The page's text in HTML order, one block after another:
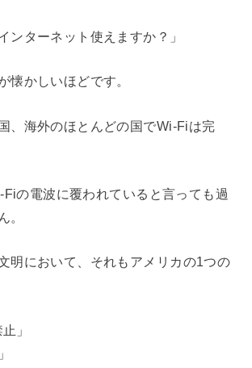
ンターネット使えますか？」
懐かしいほどです。
、海外のほとんどの国でWi-Fiは完
の電波に覆われていると言っても過
。
明において、それもアメリカの1つの
」